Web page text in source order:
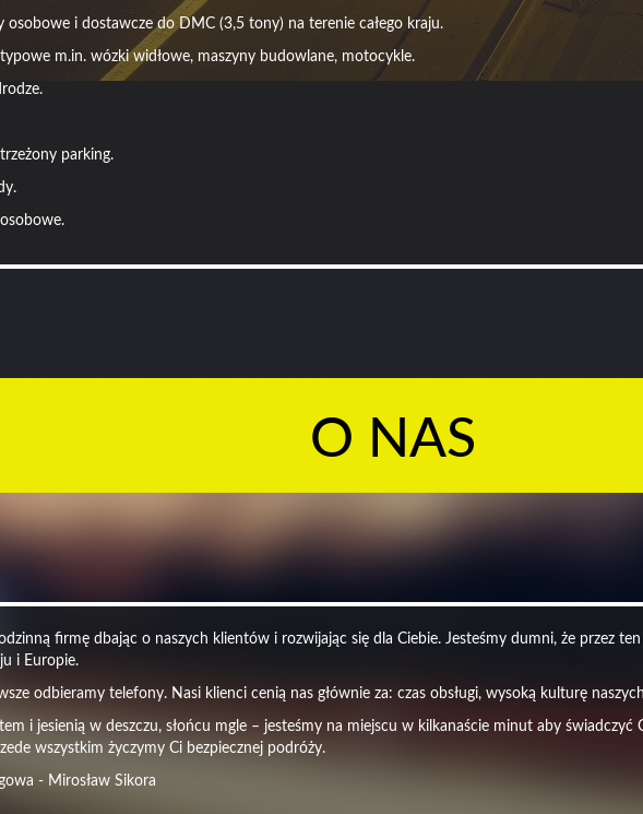
osobowe i dostawcze do DMC (3,5 tony) na terenie całego kraju.
m.in. wózki widłowe, maszyny budowlane, motocykle.
parking.
O NAS
firmę dbając o naszych klientów i rozwijając się dla Ciebie. Jesteśmy dumni, że przez
i Europie.
odbieramy telefony. Nasi klienci cenią nas głównie za: czas obsługi, wysoką kulturę
i jesienią w deszczu, słońcu mgle – jesteśmy na miejscu w kilkanaście minut aby
wszystkim życzymy Ci bezpiecznej podróży.
- Mirosław Sikora